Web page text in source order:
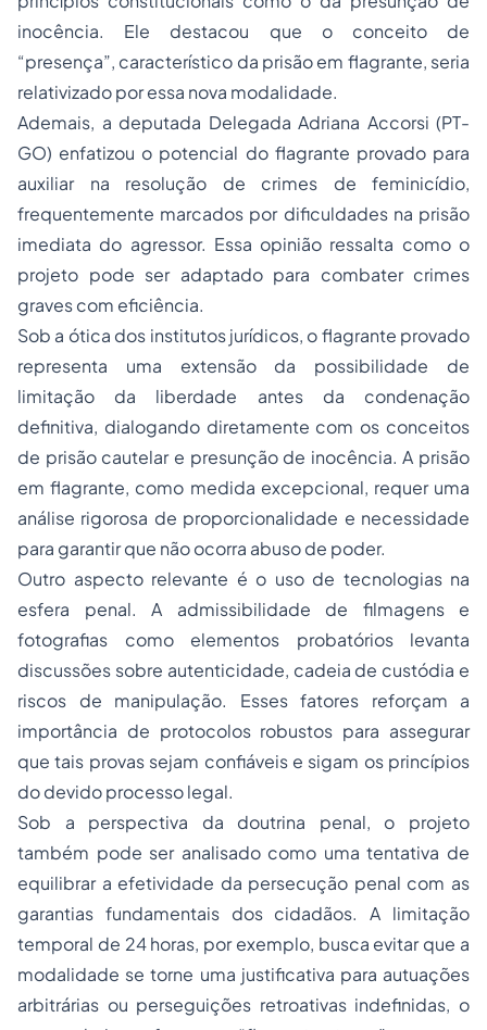
inocência. Ele destacou que o conceito de
“presença”, característico da prisão em flagrante, seria
relativizado por essa nova modalidade.
Ademais, a deputada Delegada Adriana Accorsi (PT-
GO) enfatizou o potencial do flagrante provado para
auxiliar na resolução de crimes de feminicídio,
frequentemente marcados por dificuldades na prisão
imediata do agressor. Essa opinião ressalta como o
projeto pode ser adaptado para combater crimes
graves com eficiência.
Sob a ótica dos institutos jurídicos, o flagrante provado
representa uma extensão da possibilidade de
limitação da liberdade antes da condenação
definitiva, dialogando diretamente com os conceitos
de prisão cautelar e presunção de inocência. A prisão
em flagrante, como medida excepcional, requer uma
análise rigorosa de proporcionalidade e necessidade
para garantir que não ocorra abuso de poder.
Outro aspecto relevante é o uso de tecnologias na
esfera penal. A admissibilidade de filmagens e
fotografias como elementos probatórios levanta
discussões sobre autenticidade, cadeia de custódia e
riscos de manipulação. Esses fatores reforçam a
importância de protocolos robustos para assegurar
que tais provas sejam confiáveis e sigam os princípios
do devido processo legal.
Sob a perspectiva da doutrina penal, o projeto
também pode ser analisado como uma tentativa de
equilibrar a efetividade da persecução penal com as
garantias fundamentais dos cidadãos. A limitação
temporal de 24 horas, por exemplo, busca evitar que a
modalidade se torne uma justificativa para autuações
arbitrárias ou perseguições retroativas indefinidas, o